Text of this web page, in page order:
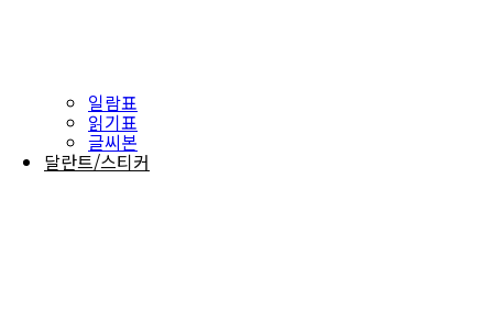
일람표
읽기표
글씨본
달란트/스티커